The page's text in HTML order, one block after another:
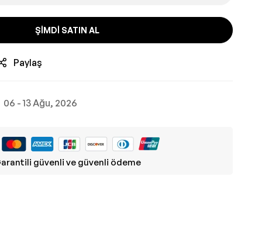
ŞIMDI SATIN AL
Paylaş
06 - 13 Ağu, 2026
güvenli ve güvenli ödeme